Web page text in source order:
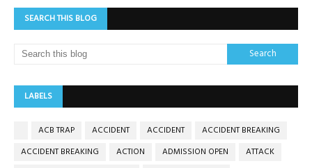
SEARCH THIS BLOG
LABELS
ACB TRAP ACCIDENT ACCIDENT
ACCIDENT BREAKING
ACCIDENT BREAKING
ACTION ADMISSION OPEN
ATTACK